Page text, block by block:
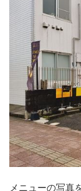
メニューの写真